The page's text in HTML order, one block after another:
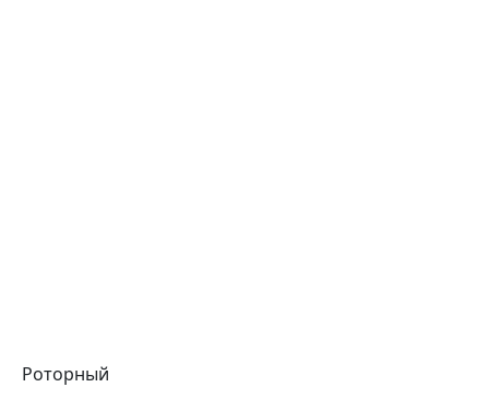
Роторный